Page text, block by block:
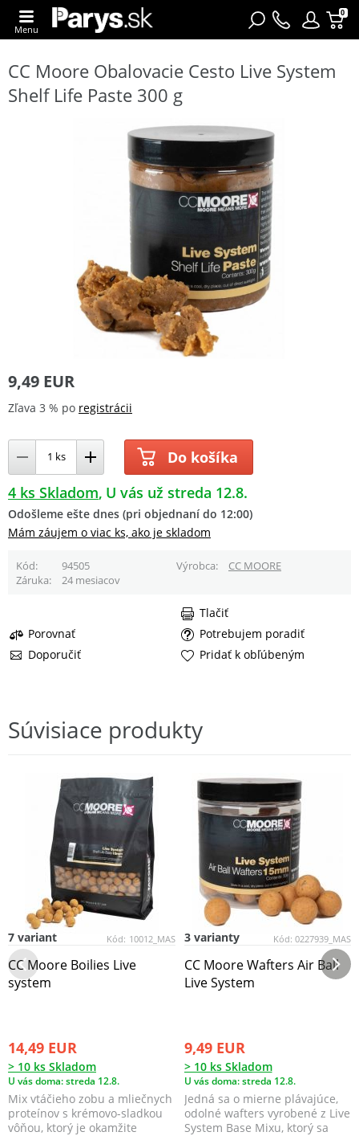
0
Menu
CC Moore Obalovacie Cesto Live System
Shelf Life Paste 300 g
9,49 EUR
Zľava 3 % po registrácii
Do košíka
4 ks Skladom U vás už streda 12.8.
Odošleme ešte dnes (pri objednaní do 12:00)
Mám záujem o viac ks, ako je skladom
Kód 94505 Výrobca
CC MOORE
Záruka
24 mesiacov
Porovnať
Potrebujem poradiť
Doporučiť
Tlačiť
Pridať k obľúbeným
Súvisiace produkty
Kód: 10012_MAS
7 variant
CC Moore Boilies Live
system
14,49 EUR
> 10 ks Skladom
U vás doma: streda 12.8.
Mix vtáčieho zobu a mliečnych
proteínov s krémovo-sladkou
vôňou, ktorý je okamžite
Kód: 0227939_MAS
3 varianty
CC Moore Wafters Air Ball
Live System
9,49 EUR
> 10 ks Skladom
U vás doma: streda 12.8.
Jedná sa o mierne plávajúce,
odolné wafters vyrobené z Live
System Base Mixu, ktorý sa